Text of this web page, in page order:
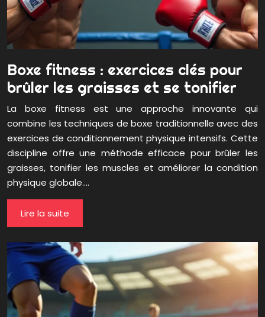
Boxe fitness : exercices clés pour
brûler les graisses et se tonifier
La boxe fitness est une approche innovante qui
combine les techniques de boxe traditionnelle avec des
exercices de conditionnement physique intensifs. Cette
discipline offre une méthode efficace pour brûler les
graisses, tonifier les muscles et améliorer la condition
physique globale….
Lire la suite